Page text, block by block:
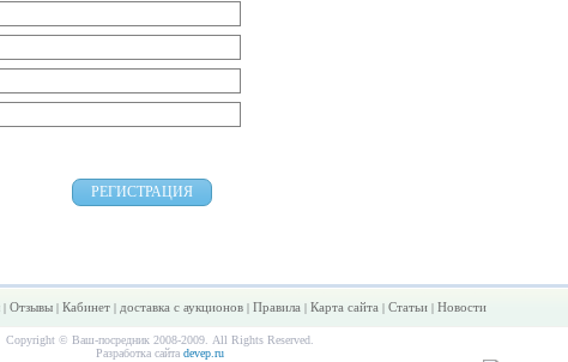
РЕГИСТРАЦИЯ
| Отзывы | Кабинет | доставка с аукционов | Правила | Карта сайта | Статьи | Новости
Copyright © Ваш-посредник 2008-2009. All Rights Reserved.
Разработка сайта devep.ru